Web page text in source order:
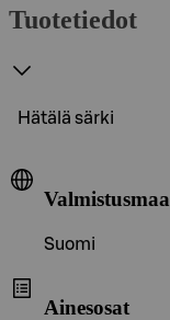
Tuotetiedot
Hätälä särki
Valmistusmaa
Suomi
Ainesosat